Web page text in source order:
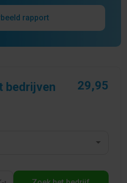
rapport
bedrijven
29,95